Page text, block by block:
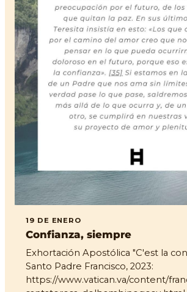
19 DE ENERO
Confianza, siempre
Exhortación Apostólica "C'est la
Santo Padre Francisco, 2023:
https://www.vatican.va/content/